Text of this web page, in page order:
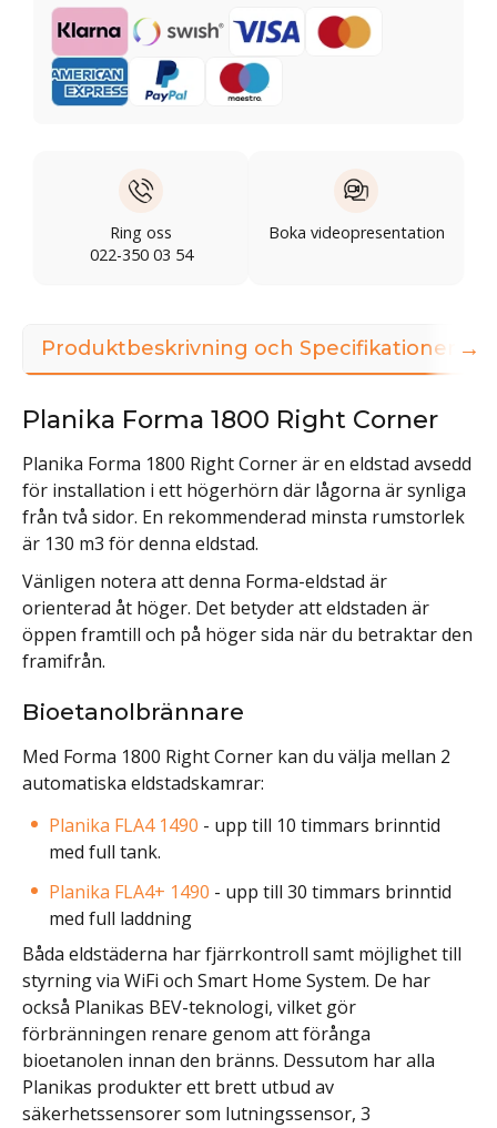
Ring oss
022-350 03 54
Boka videopresentation
Produktbeskrivning och Specifikationer
Planika Forma 1800 Right Corner
Planika Forma 1800 Right Corner är en eldstad avsedd
för installation i ett högerhörn där lågorna är synliga
från två sidor. En rekommenderad minsta rumstorlek
är 130 m3 för denna eldstad.
Vänligen notera att denna Forma-eldstad är
orienterad åt höger. Det betyder att eldstaden är
öppen framtill och på höger sida när du betraktar den
framifrån.
Bioetanolbrännare
Med Forma 1800 Right Corner kan du välja mellan 2
automatiska eldstadskamrar:
Planika FLA4 1490 - upp till 10 timmars brinntid
med full tank.
Planika FLA4+ 1490 - upp till 30 timmars brinntid
med full laddning
Båda eldstäderna har fjärrkontroll samt möjlighet till
styrning via WiFi och Smart Home System. De har
också Planikas BEV-teknologi, vilket gör
förbränningen renare genom att förånga
bioetanolen innan den bränns. Dessutom har alla
Planikas produkter ett brett utbud av
säkerhetssensorer som lutningssensor, 3
→